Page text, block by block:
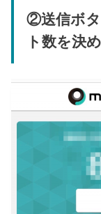
②送信ボ
ト数を決